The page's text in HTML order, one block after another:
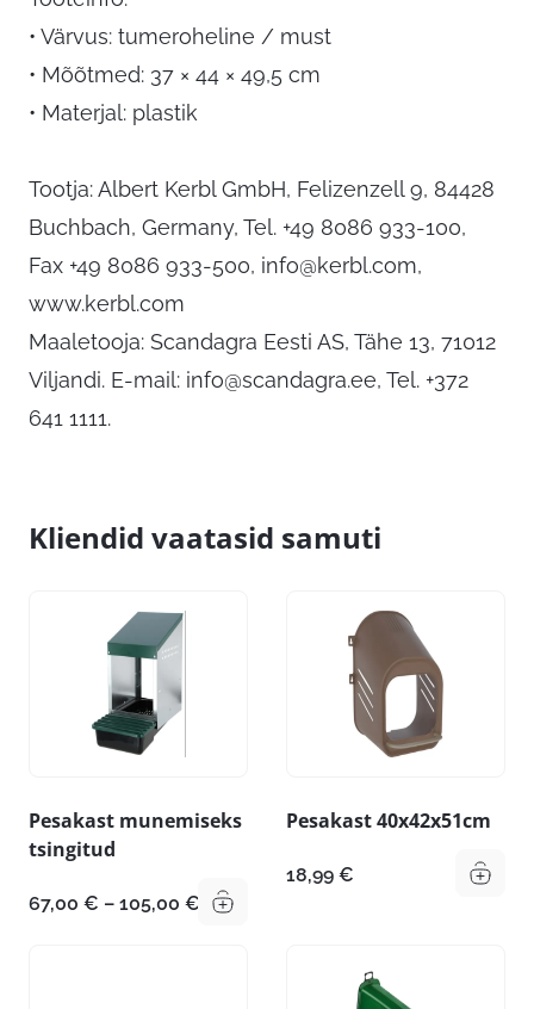
• Värvus: tumeroheline / must
• Mõõtmed: 37 × 44 × 49,5 cm
• Materjal: plastik
Tootja: Albert Kerbl GmbH, Felizenzell 9, 84428
Buchbach, Germany, Tel. +49 8086 933-100,
Fax +49 8086 933-500, info@kerbl.com,
www.kerbl.com
Maaletooja: Scandagra Eesti AS, Tähe 13, 71012
Viljandi. E-mail: info@scandagra.ee, Tel. +372
641 1111.
Kliendid vaatasid samuti
Pesakast munemiseks
tsingitud
67,00 € – 105,00 € Hinnavahemik:
Pesakast 40x42x51cm
18,99 €